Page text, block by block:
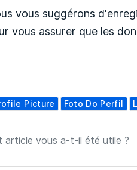
vous suggérons
vous assurer que les
Picture Foto Do Perfil
article vous a-t-il été utile ?